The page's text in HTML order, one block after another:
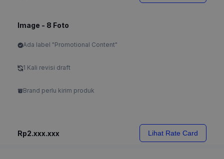
Image - 8 Foto
Ada label "Promotional Content"
1 Kali revisi draft
Brand perlu kirim produk
Rp2.xxx.xxx Lihat Rate Card